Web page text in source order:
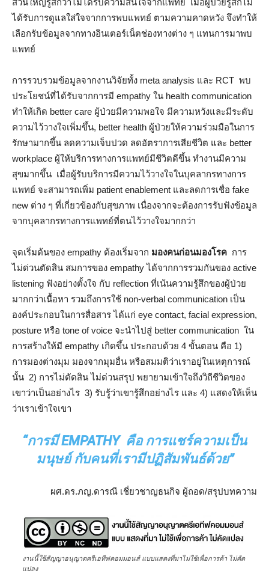
ส่วนใหญ่รู้สึกว่าไม่ได้รับความสนใจจากแพทย์ เมื่อผู้ป่วยรู้สึกไม่
ได้รับการดูแลใส่ใจจากการพบแพทย์ ตามความคาดหวัง จึงทำให้
เลือกรับข้อมูลจากทางอินเตอร์เน็ตช่องทางต่าง ๆ แทนการมาพบ
แพทย์
การรวบรวมข้อมูลจากงานวิจัยทั้ง meta analysis และ RCT พบ
ประโยชน์ที่ได้รับจากการมี empathy ใน health communication
ทำให้เกิด better care ผู้ป่วยมีความพอใจ มีความหวังและมีระดับ
ความไว้วางใจเพิ่มขึ้น, better health ผู้ป่วยให้ความร่วมมือในการ
รักษามากขึ้น ลดความเจ็บปวด ลดอัตราการเสียชีวิต และ better
workplace ผู้ให้บริการทางการแพทย์มีชีวิตดีขึ้น ทำงานมีความ
สุขมากขึ้น เมื่อผู้รับบริการมีความไว้วางใจในบุคลากรทางการ
แพทย์ จะสามารถเพิ่ม patient enablement และลดการเชื่อ fake
new ต่าง ๆ ที่เกี่ยวข้องกับสุขภาพ เนื่องจากจะต้องการรับฟังข้อมูล
จากบุคลากรทางการแพทย์ที่ตนไว้วางใจมากกว่า
จุดเริ่มต้นของ empathy ต้องเริ่มจาก มองคนก่อนมองโรค การ
ไม่ด่วนตัดสิน สมการของ empathy ได้จากการรวมกันของ active
listening ฟังอย่างตั้งใจ กับ reflection ที่เน้นความรู้สึกของผู้ป่วย
มากกว่าเนื้อหา รวมถึงการใช้ non-verbal communication เป็น
องค์ประกอบในการสื่อสาร ได้แก่ eye contact, facial expression,
posture หรือ tone of voice จะนำไปสู่ better communication ใน
การสร้างให้มี empathy เกิดขึ้น ประกอบด้วย 4 ขั้นตอน คือ 1)
การมองต่างมุม มองจากมุมอื่น หรือสมมติว่าเราอยู่ในเหตุการณ์
นั้น 2) การไม่ตัดสิน ไม่ด่วนสรุป พยายามเข้าใจถึงวิถีชีวิตของ
เขาว่าเป็นอย่างไร 3) รับรู้ว่าเขารู้สึกอย่างไร และ 4) แสดงให้เห็น
ว่าเราเข้าใจเขา
“การมี EMPATHY คือ การแชร์ความเป็น
มนุษย์ กับคนที่เรามีปฏิสัมพันธ์ด้วย”
ผศ.ดร.ภญ.ดารณี เชี่ยวชาญธนกิจ ผู้ถอด/สรุปบทความ
งานนี้ใช้สัญญาอนุญาตครีเอทีฟคอมมอนส์ แบบแสดงที่มาไม่ใช้เพื่อการค้า ไม่คัด
แปลง